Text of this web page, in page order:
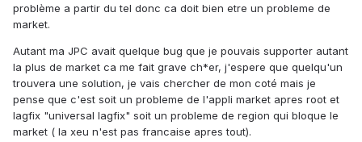
problème a partir du tel donc ca doit bien etre un probleme de
market.
Autant ma JPC avait quelque bug que je pouvais supporter autant
la plus de market ca me fait grave ch*er, j'espere que quelqu'un
trouvera une solution, je vais chercher de mon coté mais je
pense que c'est soit un probleme de l'appli market apres root et
lagfix "universal lagfix" soit un probleme de region qui bloque le
market ( la xeu n'est pas francaise apres tout).